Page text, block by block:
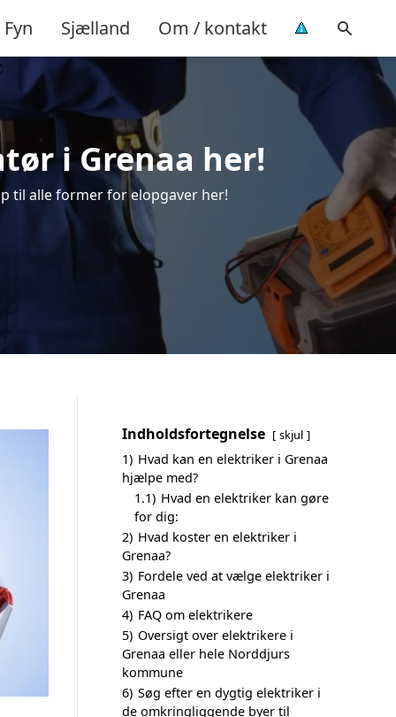
Fyn Sjælland Om / kontakt
i Grenaa her!
til alle former for elopgaver her!
Indholdsfortegnelse skjul
1) Hvad kan en elektriker i Grenaa
hjælpe med?
1.1) Hvad en elektriker kan gøre
for dig:
2) Hvad koster en elektriker i
Grenaa?
3) Fordele ved at vælge elektriker i
Grenaa
4) FAQ om elektrikere
5) Oversigt over elektrikere i
Grenaa eller hele Norddjurs
kommune
6) Søg efter en dygtig elektriker i
de omkringliggende byer til